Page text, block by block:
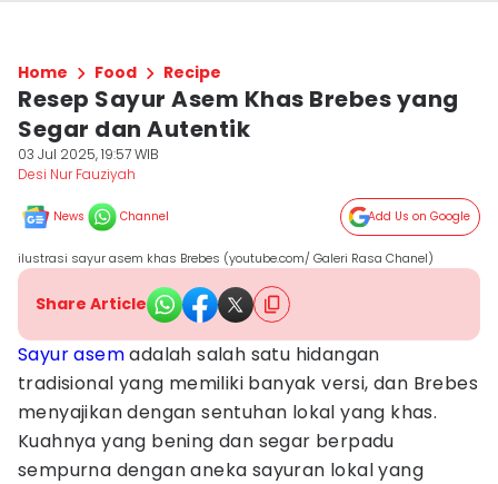
Home Food Recipe
Resep Sayur Asem Khas Brebes yang
Segar dan Autentik
03 Jul 2025, 19:57 WIB
Desi Nur Fauziyah
News Channel Add Us on Google
ilustrasi sayur asem khas Brebes (youtube.com/ Galeri Rasa Chanel)
Share Article
Sayur asemadalah salah satu hidangan
tradisional yang memiliki banyak versi, dan Brebes
menyajikan dengan sentuhan lokal yang khas.
Kuahnya yang bening dan segar berpadu
sempurna dengan aneka sayuran lokal yang